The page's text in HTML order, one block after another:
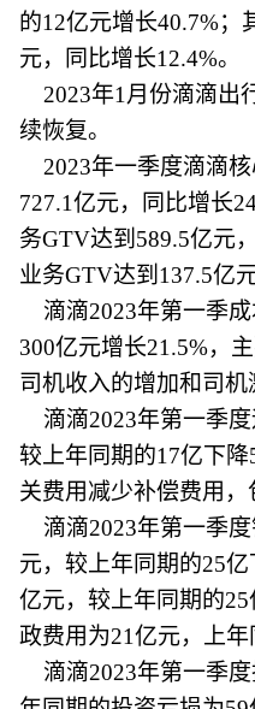
的12亿元增长40.7%；
元，同比增长12.4%。
2023年1月份滴滴出
续恢复。
2023年一季度滴滴
727.1亿元，同比增长
务GTV达到589.5亿元
业务GTV达到137.5亿
滴滴2023年第一季
300亿元增长21.5%，
司机收入的增加和司机
滴滴2023年第一季
较上年同期的17亿下
关费用减少补偿费用，
滴滴2023年第一季
元，较上年同期的25
亿元，较上年同期的
政费用为21亿元，上年
滴滴2023年第一季